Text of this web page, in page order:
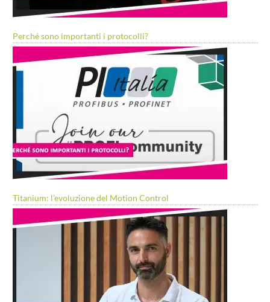
Perché sono importanti i protocolli?
Titanium: l’evoluzione del Motion Control